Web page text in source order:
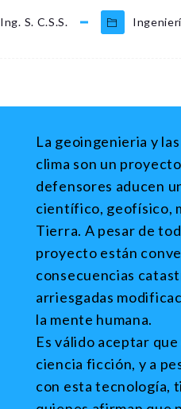
Ing. S. C.S.S.
La geoingenieria y
clima son un
defensores aducen
científico, geofísico,
Tierra. A pesar de
proyecto están
consecuencias
arriesgadas
la mente humana.
Es válido aceptar
ciencia ficción, y a
con esta tecnología,